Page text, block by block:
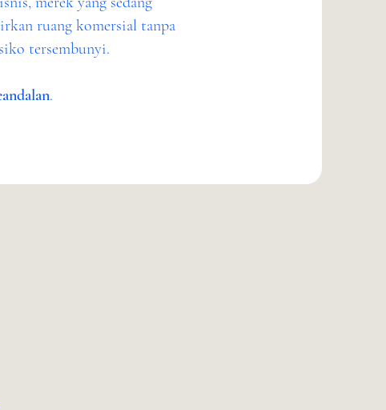
ruang komersial tanpa
tersembunyi.
.